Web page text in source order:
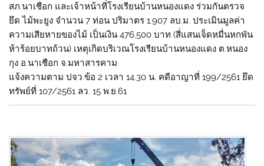
สภ.นาเชือก และเจ้าหน้าที่โรงเรียนบ้านหนองแดง ร่วมกันตรวจ
ยึด ไม้พะยูง จำนวน 7 ท่อน ปริมาตร 1.907 ลบ.ม. ประเมินมูลค่า
ความเสียหายของไม้ เป็นเงิน 476,500 บาท (สี่แสนเจ็ดหมื่นหกพัน
ห้าร้อยบาทถ้วน) เหตุเกิดบริเวณโรงเรียนบ้านหนองแดง ต.หนอง
กุง อ.นาเชือก จ.มหาสารคาม
แจ้งความตาม ปจว.ข้อ 2 เวลา 14.30 น. คดีอาญาที่ 199/2561 ยึด
ทรัพย์ที่ 107/2561 ลว. 15 พ.ย.61